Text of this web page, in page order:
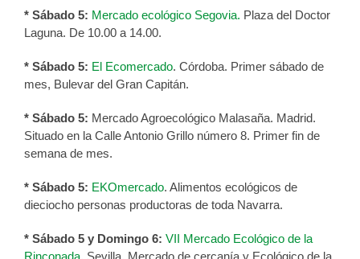
* Sábado 5: Mercado ecológico Segovia. Plaza del Doctor
Laguna. De 10.00 a 14.00.
* Sábado 5: El Ecomercado. Córdoba. Primer sábado de
mes, Bulevar del Gran Capitán.
* Sábado 5: Mercado Agroecológico Malasaña. Madrid.
Situado en la Calle Antonio Grillo número 8. Primer fin de
semana de mes.
* Sábado 5: EKOmercado. Alimentos ecológicos de
dieciocho personas productoras de toda Navarra.
* Sábado 5 y Domingo 6: VII Mercado Ecológico de la
Rinconada. Sevilla. Mercado de cercanía y Ecológico de la